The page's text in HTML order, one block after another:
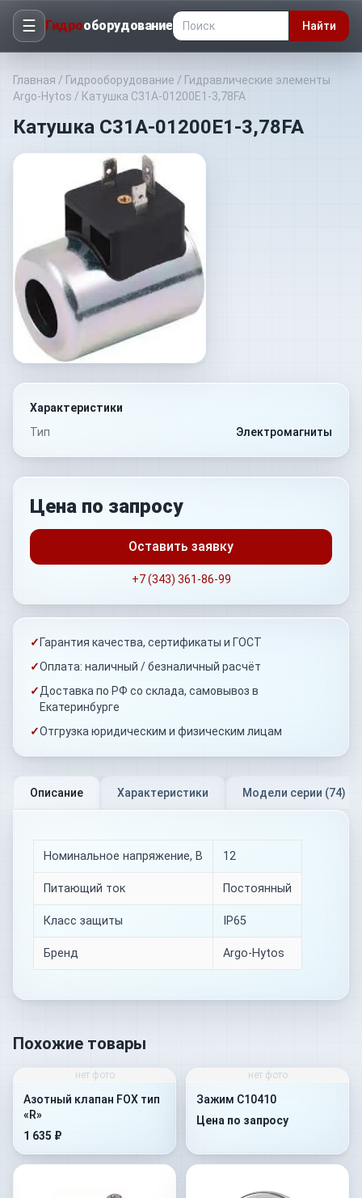
☰ Гидрооборудование Найти
Главная / Гидрооборудование / Гидравлические элементы
Argo-Hytos / Катушка C31A-01200E1-3,78FA
Катушка C31A-01200E1-3,78FA
Характеристики
Тип
Электромагниты
Цена по запросу
Оставить заявку
+7 (343) 361-86-99
✓ Гарантия качества, сертификаты и ГОСТ
✓Оплата: наличный / безналичный расчёт
✓Доставка по РФ со склада, самовывоз в
Екатеринбурге
✓Отгрузка юридическим и физическим лицам
Описание Характеристики Модели серии (74)
Номинальное напряжение, В 12
Питающий ток Постоянный
Класс защиты IP65
Бренд Argo-Hytos
Похожие товары
нет фото
Азотный клапан FOX тип
«R»
1 635 ₽
нет фото
Зажим C10410
Цена по запросу